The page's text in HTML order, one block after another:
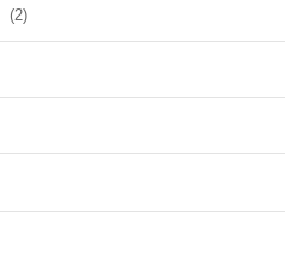
(2)